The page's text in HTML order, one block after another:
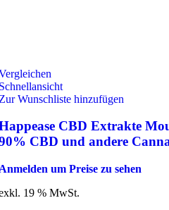
Wunschliste hinzufügen
CBD Extrakte
CBD und andere
um Preise zu sehen
19 % MwSt.